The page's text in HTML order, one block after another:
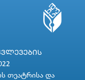
თეატრისა და